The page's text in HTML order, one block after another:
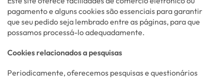
pagamento e alguns cookies são essenciais para garantir
que seu pedido seja lembrado entre as páginas, para que
possamos processá-lo adequadamente.
Cookies relacionados a pesquisas
Periodicamente, oferecemos pesquisas e questionários